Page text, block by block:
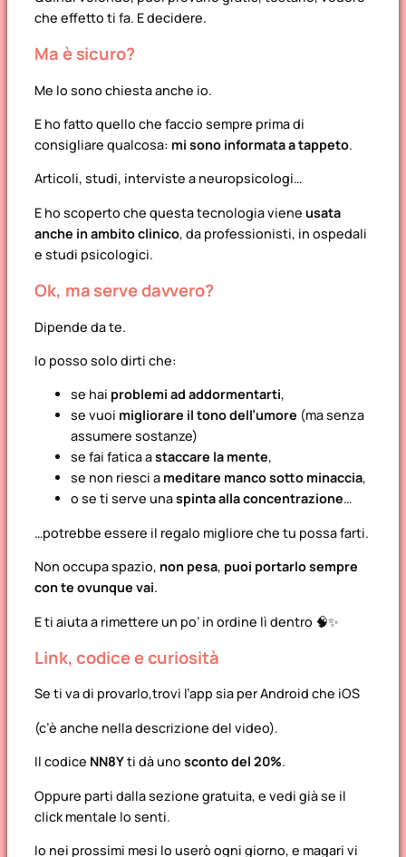
che effetto ti fa. E decidere.
Ma è sicuro?
Me lo sono chiesta anche io.
E ho fatto quello che faccio sempre prima di
consigliare qualcosa: mi sono informata a tappeto.
Articoli, studi, interviste a neuropsicologi…
E ho scoperto che questa tecnologia viene usata
anche in ambito clinico, da professionisti, in ospedali
e studi psicologici.
Ok, ma serve davvero?
Dipende da te.
Io posso solo dirti che:
se hai problemi ad addormentarti,
se vuoi migliorare il tono dell’umore (ma senza
assumere sostanze)
se fai fatica astaccare la mente,
se non riesci a meditare manco sotto minaccia,
o se ti serve unaspinta alla concentrazione…
…potrebbe essere il regalo migliore che tu possa farti.
Non occupa spazio, non pesa, puoi portarlo sempre
con te ovunque vai.
E ti aiuta a rimettere un po’ in ordine lì dentro 🧠✨
Link, codice e curiosità
Se ti va di provarlo,trovi l’app sia per Android che iOS
(c’è anche nella descrizione del video).
Il codice NN8Yti dà uno sconto del 20%.
Oppure parti dalla sezione gratuita, e vedi già se il
click mentale lo senti.
Io nei prossimi mesi lo userò ogni giorno, e magari vi